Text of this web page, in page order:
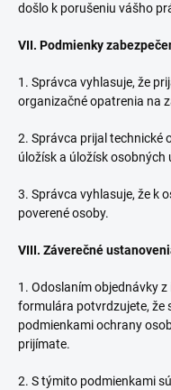
došlo k porušeniu vášho
VII. Podmienky
1. Správca vyhlasuje, že
organizačné opatrenia na
2. Správca prijal technické
úložísk a úložísk osobných
3. Správca vyhlasuje, že k
poverené osoby.
VIII. Záverečné
1. Odoslaním objednávky
formulára potvrdzujete, že
podmienkami ochrany
prijímate.
2. S týmito podmienkami